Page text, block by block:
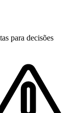
para decisões